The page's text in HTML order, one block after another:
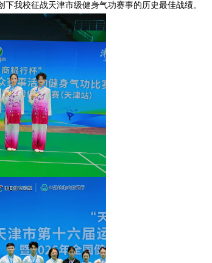
我校征战天津市级健身气功赛事的历史最佳战绩。